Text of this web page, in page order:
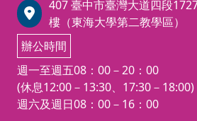
報名本班者可報考115
物室內裝修工程管理」
報名日期：8/27~9/7
考試日期：學科11/8(日)
術科考試預計116年3月
407 臺中市臺灣大道四段
樓（東海大學第二教學區）
辦公時間
週一至週五08：00－20：00
(休息12:00－13:30、17:30－18:00)
週六及週日08：00－16：00